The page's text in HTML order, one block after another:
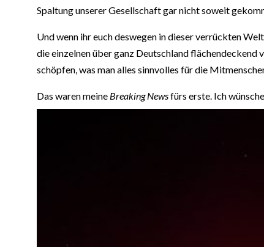
Spaltung unserer Gesellschaft gar nicht soweit
Und wenn ihr euch deswegen in dieser verrückten
die einzelnen über ganz Deutschland
schöpfen, was man alles sinnvolles für die
Das waren meine Breaking Newsfürs erste. Ich